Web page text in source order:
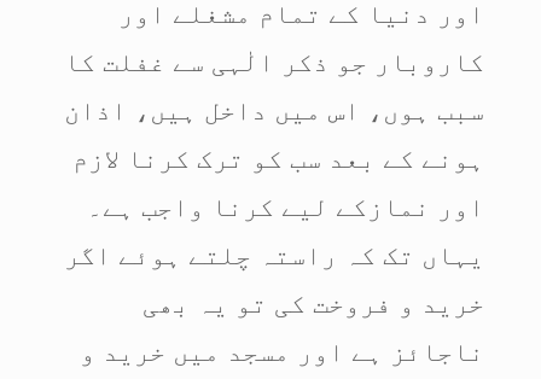
اور دنیا کے تمام مشغلے اور
کاروبار جو ذکر الٰہی سے غفلت کا
سبب ہوں، اس میں داخل ہیں، اذان
ہونے کے بعد سب کو ترک کرنا لازم
اور نمازکے لیے کرنا واجب ہے۔
یہاں تک کہ راستہ چلتے ہوئے اگر
خرید و فروخت کی تو یہ بھی
ناجائز ہے اور مسجد میں خرید و